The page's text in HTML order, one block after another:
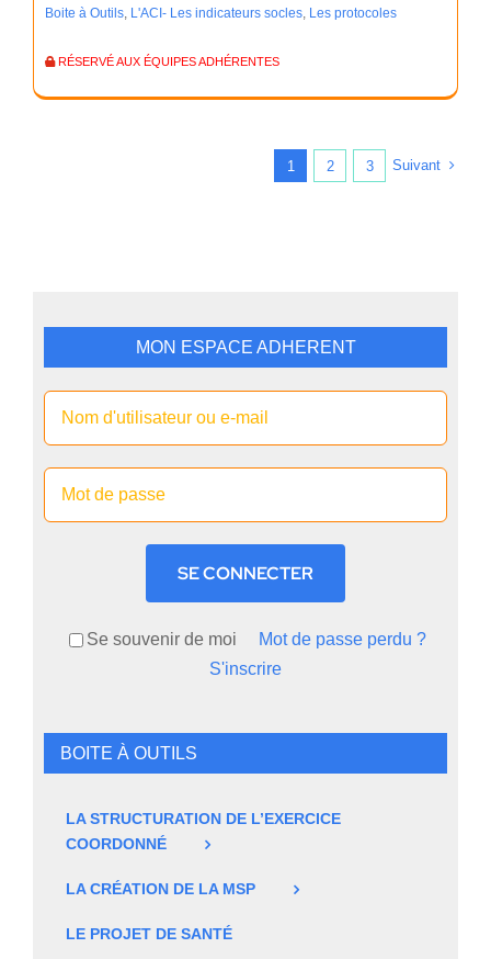
Boite à Outils, L'ACI- Les indicateurs socles, Les protocoles
RÉSERVÉ AUX ÉQUIPES ADHÉRENTES
1 2 3 Suivant
MON ESPACE ADHERENT
SE CONNECTER
Se souvenir de moi
Mot de passe perdu ?
S'inscrire
BOITE À OUTILS
LA STRUCTURATION DE L’EXERCICE
COORDONNÉ
LA CRÉATION DE LA MSP
LE PROJET DE SANTÉ